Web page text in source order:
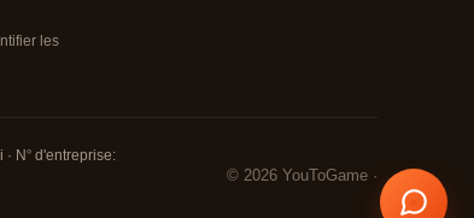
les
N° d'entreprise:
© 2026 YouToGame ·